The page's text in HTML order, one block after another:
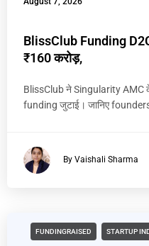
BlissClub Funding
₹160 करोड़,
BlissClub ने Singularity AMC
funding जुटाई। जानिए
By Vaishali Sharma
FUNDINGRAISED STARTUP